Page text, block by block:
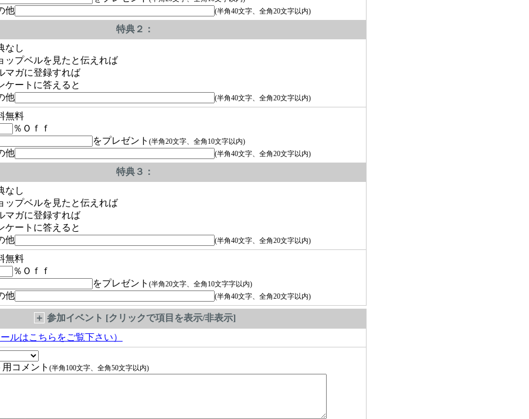
他 (半角40文字、全角20文字以内)
特典２：
なし
ップベルを見たと伝えれば
マガに登録すれば
ケートに答えると
他
(半角40文字、全角20文字以内)
無料
％Ｏｆｆ
をプレゼント (半角20文字、全角10文字以内)
他 (半角40文字、全角20文字以内)
特典３：
なし
ップベルを見たと伝えれば
マガに登録すれば
ケートに答えると
他
(半角40文字、全角20文字以内)
無料
％Ｏｆｆ
をプレゼント (半角20文字、全角10文字字以内)
他 (半角40文字、全角20文字以内)
＋ 参加イベント [クリックで項目を表示/非表示]
ルはこちらをご覧下さい）
コメント (半角100文字、全角50文字以内)